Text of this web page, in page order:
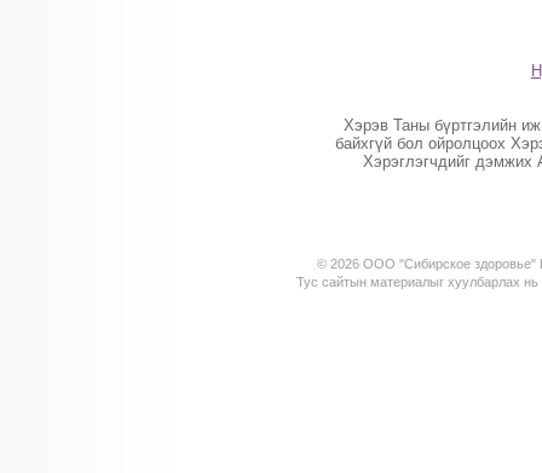
Хэрэв Таны бүртгэлийн
байхгүй бол ойролцоох
Хэрэглэгчдийг
© 2026 ООО "Сибирское здоровье"
Тус сайтын материалыг хуулбарлах нь